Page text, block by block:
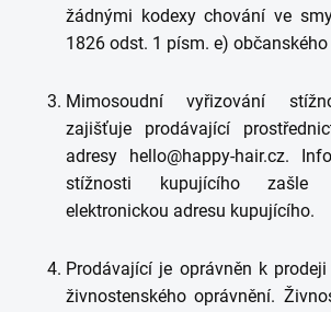
žádnými kodexy chování ve
1826 odst. 1 písm. e)
Mimosoudní vyřizování
zajišťuje prodávající
adresy hello@happy-hair.cz.
stížnosti kupujícího zašle
elektronickou adresu kupujícího.
Prodávající je oprávněn k
živnostenského oprávnění.